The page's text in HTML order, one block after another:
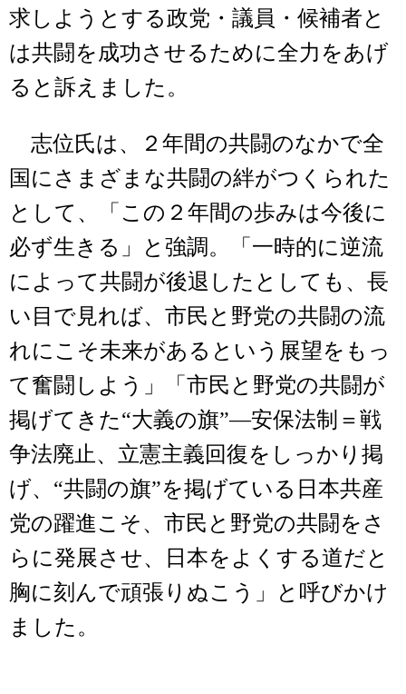
求しようとする政党・議員・候補者と
は共闘を成功させるために全力をあげ
ると訴えました。
志位氏は、２年間の共闘のなかで全
国にさまざまな共闘の絆がつくられた
として、「この２年間の歩みは今後に
必ず生きる」と強調。「一時的に逆流
によって共闘が後退したとしても、長
い目で見れば、市民と野党の共闘の流
れにこそ未来があるという展望をもっ
て奮闘しよう」「市民と野党の共闘が
掲げてきた“大義の旗”―安保法制＝戦
争法廃止、立憲主義回復をしっかり掲
げ、“共闘の旗”を掲げている日本共産
党の躍進こそ、市民と野党の共闘をさ
らに発展させ、日本をよくする道だと
胸に刻んで頑張りぬこう」と呼びかけ
ました。